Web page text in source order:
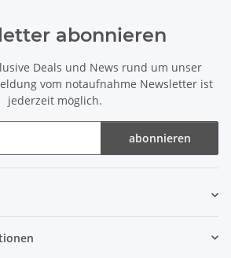
abonnieren
Deals und News rund um unser
vom notaufnahme Newsletter ist
jederzeit möglich.
abonnieren